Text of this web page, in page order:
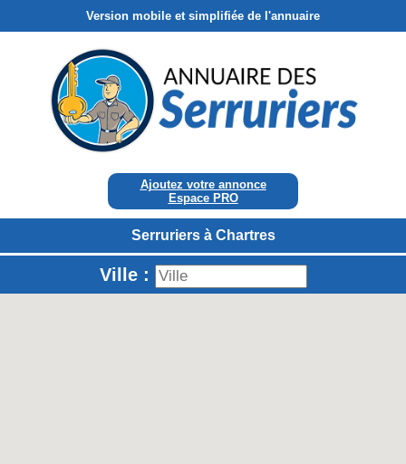
Version mobile et simplifiée de l'annuaire
Ajoutez votre annonce
Espace PRO
Serruriers à Chartres
Ville :